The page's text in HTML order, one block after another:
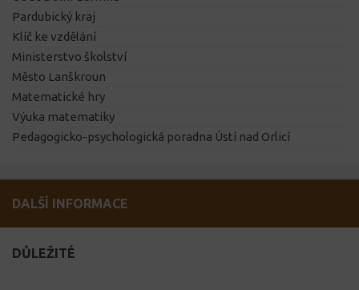
Pardubický kraj
Klíč ke vzdělání
Ministerstvo školství
Město Lanškroun
Matematické hry
Výuka matematiky
Pedagogicko-psychologická poradna Ústí nad Orlicí
DALŠÍ INFORMACE
DŮLEŽITÉ